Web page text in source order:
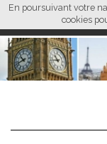
En poursuivant votre
cookies
L M